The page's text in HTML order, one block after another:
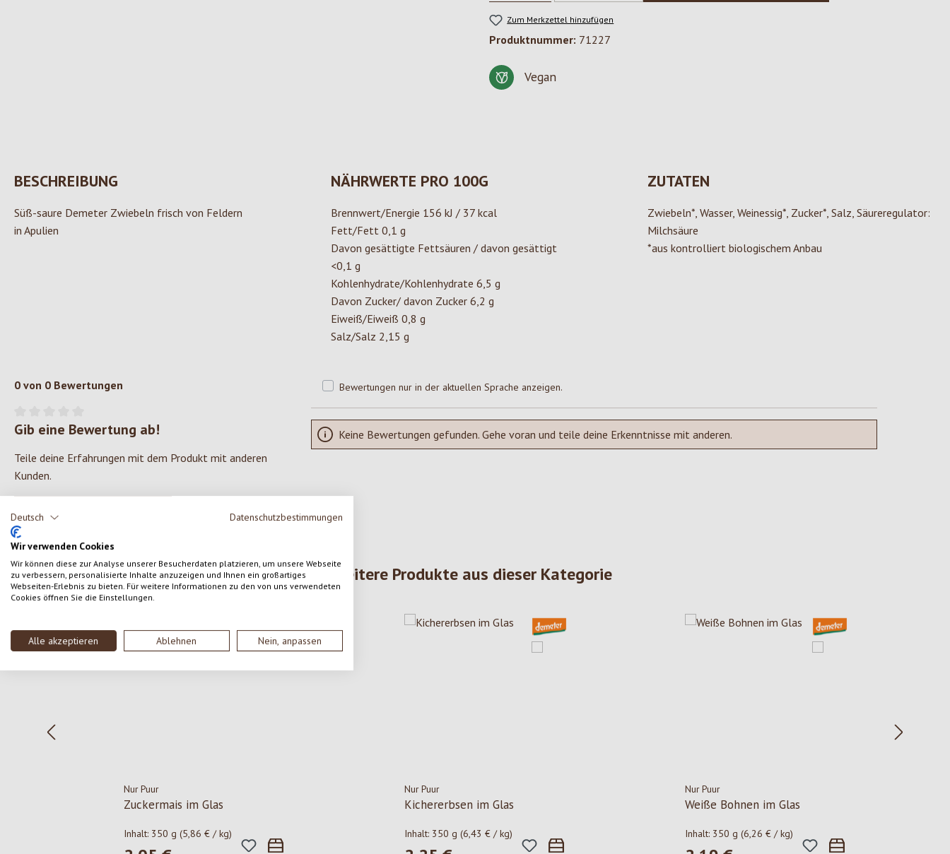
Deutsch Datenschutzbestimmungen
Wir verwenden Cookies
Wir können diese zur Analyse unserer Besucherdaten platzieren, um unsere Webseite
zu verbessern, personalisierte Inhalte anzuzeigen und Ihnen ein großartiges
Webseiten-Erlebnis zu bieten. Für weitere Informationen zu den von uns verwendeten
Cookies öffnen Sie die Einstellungen.
Alle akzeptieren Ablehnen Nein, anpassen
Zum Merkzettel hinzufügen
Produktnummer: 71227
Vegan
BESCHREIBUNG
Süß-saure Demeter Zwiebeln frisch von Feldern
in Apulien
NÄHRWERTE PRO 100G
Brennwert/Energie 156 kJ / 37 kcal
Fett/Fett 0,1 g
Davon gesättigte Fettsäuren / davon gesättigt
<0,1 g
Kohlenhydrate/Kohlenhydrate 6,5 g
Davon Zucker/ davon Zucker 6,2 g
Eiweiß/Eiweiß 0,8 g
Salz/Salz 2,15 g
ZUTATEN
Zwiebeln*, Wasser, Weinessig*, Zucker*, Salz, Säureregulator:
Milchsäure
*aus kontrolliert biologischem Anbau
0 von 0 Bewertungen
Durchschnittliche Bewertung von 0 von 5 Sternen
Gib eine Bewertung ab!
Teile deine Erfahrungen mit dem Produkt mit anderen
Kunden.
SCHREIBE EINE BEWERTUNG
Bewertungen nur in der aktuellen Sprache anzeigen.
Keine Bewertungen gefunden. Gehe voran und teile deine Erkenntnisse mit anderen.
Weitere Produkte aus dieser Kategorie
Produktgalerie überspringen
Nur Puur
Zuckermais im Glas
Inhalt: 350 g(5,86 € / kg)
Nur Puur
Kichererbsen im Glas
Inhalt: 350 g (6,43 € / kg)
Nur Puur
Weiße Bohnen im Glas
Inhalt: 350 g (6,26 € / kg)